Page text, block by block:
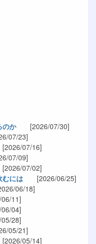
のか[2026/07/30]
07/23]
07/16]
07/09]
07/02]
むには[2026/06/25]
06/18]
11]
04]
28]
05/21]
05/14]